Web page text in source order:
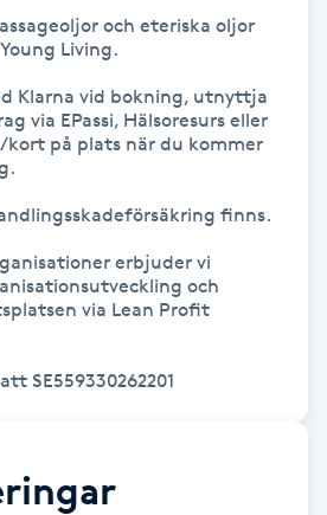
och eteriska oljor
Living.
Klarna vid bokning, utnyttja
via EPassi, Hälsoresurs eller
kort på plats när du kommer
finns.
erbjuder vi
och
via Lean Profit
SE559330262201